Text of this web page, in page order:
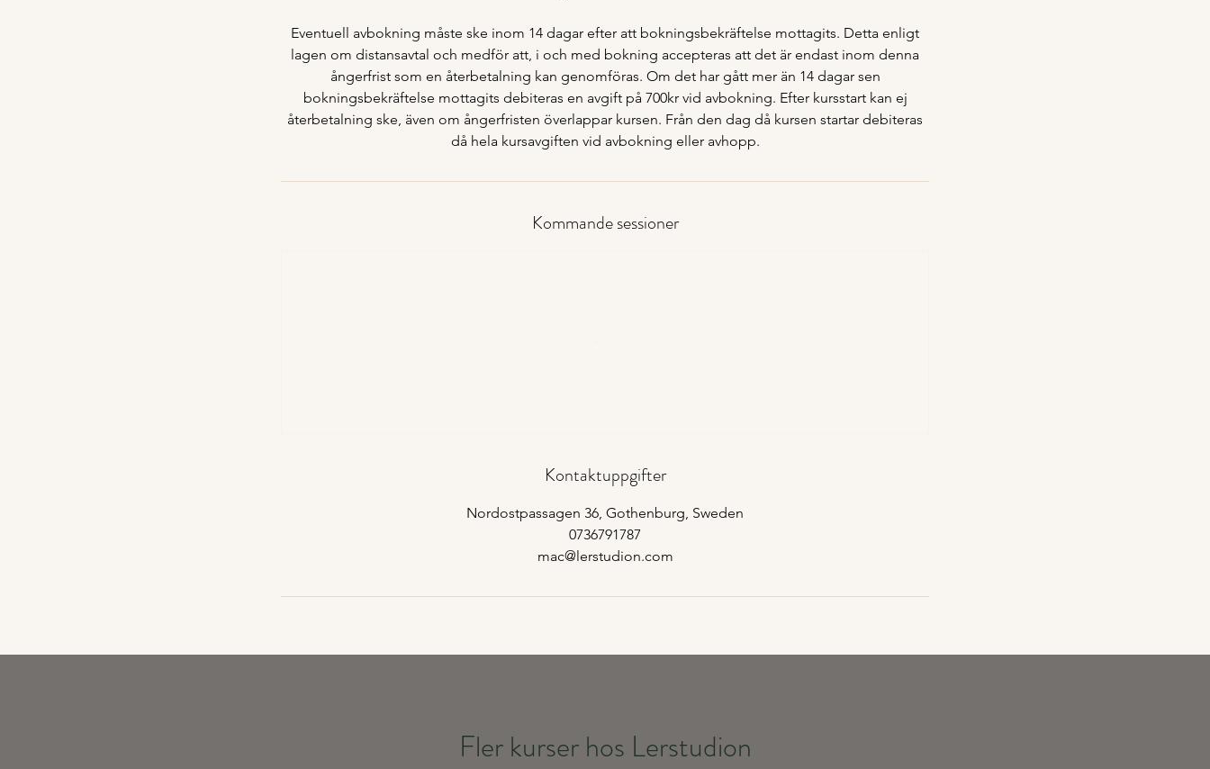
Eventuell avbokning måste ske inom 14 dagar efter att bokningsbekräftelse mottagits. Detta enligt
lagen om distansavtal och medför att, i och med bokning accepteras att det är endast inom denna
ångerfrist som en återbetalning kan genomföras. Om det har gått mer än 14 dagar sen
bokningsbekräftelse mottagits debiteras en avgift på 700kr vid avbokning. Efter kursstart kan ej
återbetalning ske, även om ångerfristen överlappar kursen. Från den dag då kursen startar debiteras
då hela kursavgiften vid avbokning eller avhopp.
Kommande sessioner
Kontaktuppgifter
Nordostpassagen 36, Gothenburg, Sweden
0736791787
mac@lerstudion.com
Fler kurser hos Lerstudion